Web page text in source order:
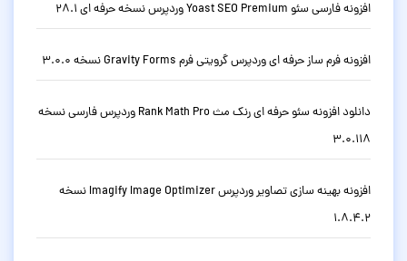
افزونه فارسی سئو Yoast SEO Premium وردپرس نسخه حرفه ای 28.1
افزونه فرم ساز حرفه ای وردپرس گرویتی فرم Gravity Forms نسخه 3.0.0
دانلود افزونه سئو حرفه ای رنک مث Rank Math Pro وردپرس فارسی نسخه
3.0.118
افزونه بهینه سازی تصاویر وردپرس Imagify Image Optimizer نسخه
1.8.4.2